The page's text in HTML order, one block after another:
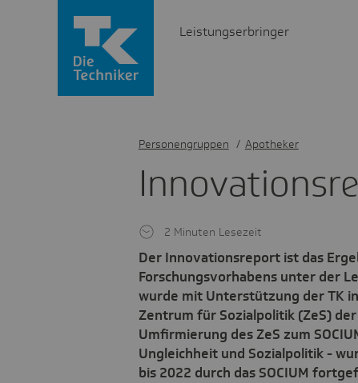
Leistungserbringer
Der Innovationsreport ist das
Forschungsvorhabens unter der
wurde mit Unterstützung der TK
Zentrum für Sozialpolitik (ZeS)
Umfirmierung des ZeS zum
Ungleichheit und Sozialpolitik -
bis 2022 durch das SOCIUM
2 Minuten Lesezeit
Personengruppen / Apotheker